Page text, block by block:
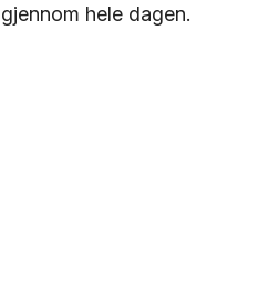
hele dagen.